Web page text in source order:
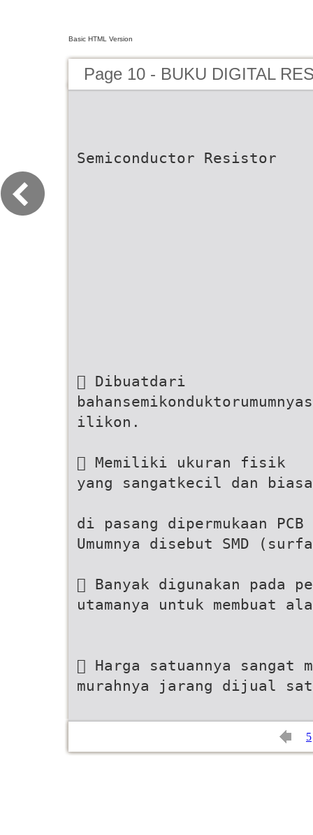
Basic HTML Version
Page 10 - BUKU DIGITAL
Semiconductor Resistor
 Dibuatdari
bahansemikonduktorumumnyas
ilikon.
 Memiliki ukuran fisik
yang sangatkecil dan
di pasang dipermukaan
Umumnya disebut SMD
 Banyak digunakan pada
utamanya untuk membuat
 Harga satuannya sangat
murahnya jarang dijual
5